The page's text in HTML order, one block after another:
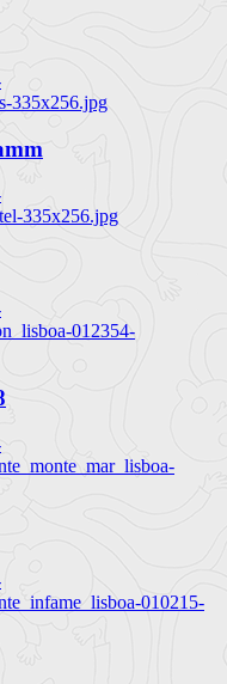
335x256.jpg
335x256.jpg
012354-
010215-